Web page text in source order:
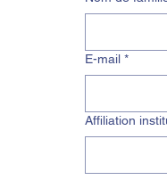
E-mail *
Affiliation